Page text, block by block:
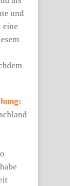
und
eine